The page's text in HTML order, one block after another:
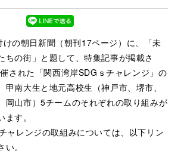
の朝日新聞（朝刊17ページ）に、「未
の街」と題して、特集記事が掲載さ
された「関西湾岸SDGｓチャレンジ」の
甲南大生と地元高校生（神戸市、堺市、
岡山市）5チームのそれぞれの取り組みが
す。
ャレンジの取組みについては、以下リン
。